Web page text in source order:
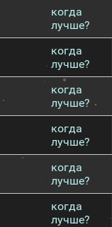
когда
лучше?
когда
лучше?
когда
лучше?
когда
лучше?
когда
лучше?
когда
лучше?